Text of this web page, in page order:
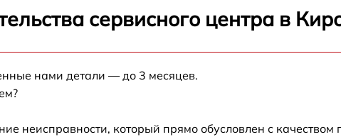
86 M XS
сервисного центра в
нами детали — до 3 месяцев.
неисправности, который прямо обусловлен с